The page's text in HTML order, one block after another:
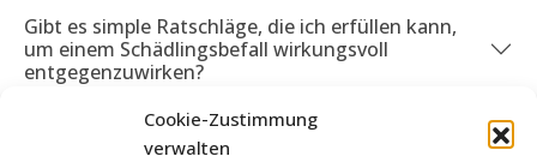
Cookie-Zustimmung
verwalten
Gibt es simple Ratschläge, die ich erfüllen kann,
um einem Schädlingsbefall wirkungsvoll
entgegenzuwirken?
Was passiert, wenn Sachschäden auf Grund eines